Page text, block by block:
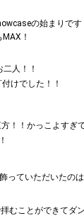
の始まりです
！
二人！！
けでした！！
！！かっこよすぎ
っていただいたのは
むことができてダ